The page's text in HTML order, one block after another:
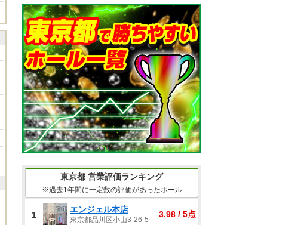
東京都 営業評価ランキング
※過去1年間に一定数の評価があったホール
1
エンジェル本店
東京都品川区小山3-26-5
3.98 / 5点